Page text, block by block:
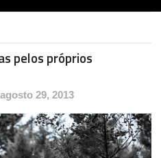
pelos próprios
29, 2013